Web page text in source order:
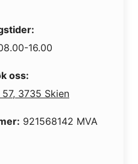
16.00
oss:
3735 Skien
921568142 MVA